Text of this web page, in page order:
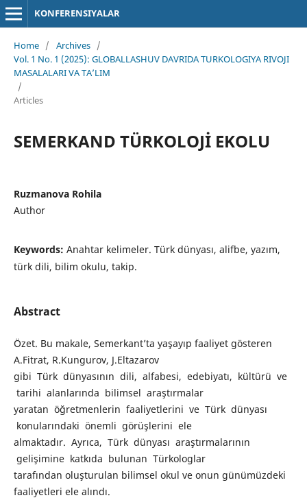
KONFERENSIYALAR
Home / Archives /
Vol. 1 No. 1 (2025): GLOBALLASHUV DAVRIDA TURKOLOGIYA RIVOJI
MASALALARI VA TA’LIM
/
Articles
SEMERKAND TÜRKOLOJİ EKOLU
Ruzmanova Rohila
Author
Keywords: Anahtar kelimeler. Türk dünyası, alifbe, yazım,
türk dili, bilim okulu, takip.
Abstract
Özet. Bu makale, Semerkant’ta yaşayıp faaliyet gösteren
A.Fitrat, R.Kungurov, J.Eltazarov
gibi Türk dünyasının dili, alfabesi, edebiyatı, kültürü ve
tarihi alanlarında bilimsel araştırmalar
yaratan öğretmenlerin faaliyetlerini ve Türk dünyası
konularındaki önemli görüşlerini ele
almaktadır. Ayrıca, Türk dünyası araştırmalarının
gelişimine katkıda bulunan Türkologlar
tarafından oluşturulan bilimsel okul ve onun günümüzdeki
faaliyetleri ele alındı.